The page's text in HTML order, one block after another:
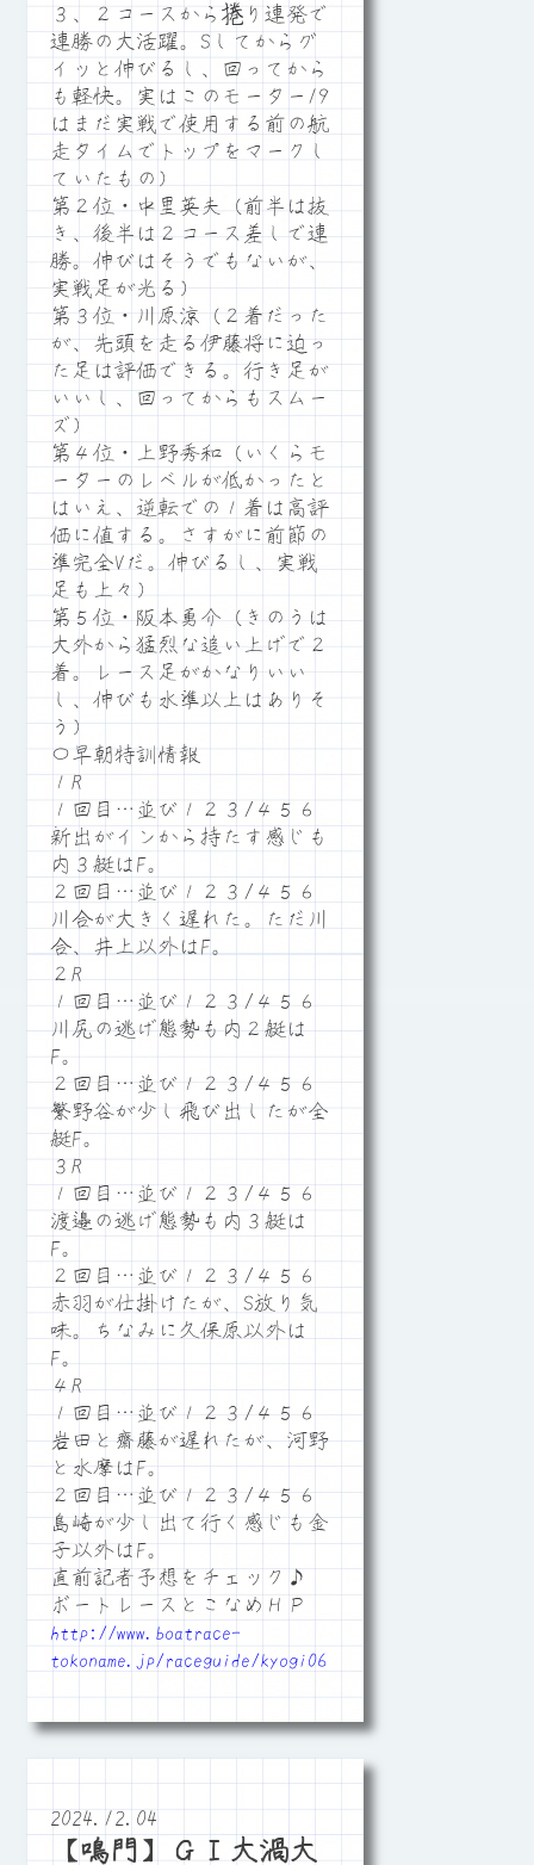
３、２コースから捲り連発で
連勝の大活躍。Sしてからグ
イッと伸びるし、回ってから
も軽快。実はこのモーター19
はまだ実戦で使用する前の航
走タイムでトップをマークし
ていたもの）
第２位・中里英夫（前半は抜
き、後半は２コース差しで連
勝。伸びはそうでもないが、
実戦足が光る）
第３位・川原涼（２着だった
が、先頭を走る伊藤将に迫っ
た足は評価できる。行き足が
いいし、回ってからもスムー
ズ）
第４位・上野秀和（いくらモ
ーターのレベルが低かったと
はいえ、逆転での１着は高評
価に値する。さすがに前節の
準完全Vだ。伸びるし、実戦
足も上々）
第５位・阪本勇介（きのうは
大外から猛烈な追い上げで２
着。レース足がかなりいい
し、伸びも水準以上はありそ
う）
〇早朝特訓情報
１R
１回目…並び１２３/４５６
新出がインから持たす感じも
内３艇はF。
２回目…並び１２３/４５６
川合が大きく遅れた。ただ川
合、井上以外はF。
２R
１回目…並び１２３/４５６
川尻の逃げ態勢も内２艇は
F。
２回目…並び１２３/４５６
繁野谷が少し飛び出したが全
艇F。
３R
１回目…並び１２３/４５６
渡邉の逃げ態勢も内３艇は
F。
２回目…並び１２３/４５６
赤羽が仕掛けたが、S放り気
味。ちなみに久保原以外は
F。
４R
１回目…並び１２３/４５６
岩田と齋藤が遅れたが、河野
と水摩はF。
２回目…並び１２３/４５６
島崎が少し出て行く感じも金
子以外はF。
直前記者予想をチェック♪
ボートレースとこなめＨＰ
http://www.boatrace-
tokoname.jp/raceguide/kyogi06
2024.12.04
【鳴門】ＧⅠ大渦大